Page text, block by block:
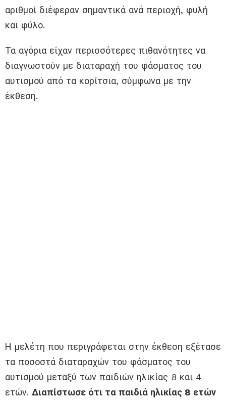
αριθμοί διέφεραν σημαντικά ανά περιοχή, φυλή
και φύλο.
Τα αγόρια είχαν περισσότερες πιθανότητες να
διαγνωστούν με διαταραχή του φάσματος του
αυτισμού από τα κορίτσια, σύμφωνα με την
έκθεση.
Η μελέτη που περιγράφεται στην έκθεση εξέτασε
τα ποσοστά διαταραχών του φάσματος του
αυτισμού μεταξύ των παιδιών ηλικίας 8 και 4
ετών. Διαπίστωσε ότι τα παιδιά ηλικίας 8 ετών